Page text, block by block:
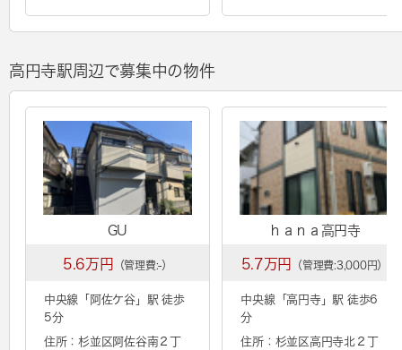
高円寺駅周辺で募集中の物件
GU
5.6万円 （管理費:-）
中央線「 阿佐ケ谷」駅 徒歩
5分
住所：杉並区阿佐谷南２丁
ｈａｎａ高円寺
5.7万円 （管理費:3,000円）
中央線「 高円寺」駅 徒歩6
分
住所：杉並区高円寺北２丁